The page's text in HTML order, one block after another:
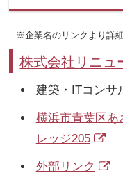
※企業名のリンクより詳
株式会社リニュ
建築・ITコンサ
横浜市青葉区
レッジ205
外部リンク